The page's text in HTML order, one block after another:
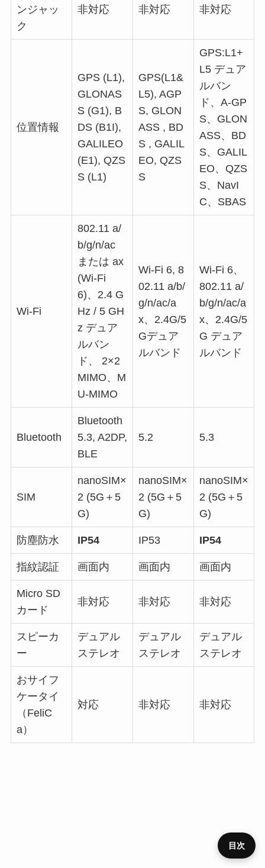
ンジャッ
ク
非対応 非対応 非対応
位置情報
GPS (L1),
GLONAS
S (G1), B
DS (B1I),
GALILEO
(E1), QZS
S (L1)
GPS(L1&
L5), AGP
S, GLON
ASS , BD
S , GALIL
EO, QZS
S
GPS:L1+
L5 デュア
ルバン
ド、A-GP
S、GLON
ASS、BD
S、GALIL
EO、QZS
S、NavI
C、SBAS
Wi-Fi
802.11 a/
b/g/n/ac
または ax
(Wi-Fi
6)、2.4 G
Hz / 5 GH
z デュア
ルバン
ド、 2×2
MIMO、M
U-MIMO
Wi-Fi 6, 8
02.11 a/b/
g/n/ac/a
x、2.4G/5
Gデュア
ルバンド
Wi-Fi 6、
802.11 a/
b/g/n/ac/a
x、2.4G/5
G デュア
ルバンド
Bluetooth
Bluetooth
5.3, A2DP,
BLE
5.2 5.3
SIM
nanoSIM×
2 (5G＋5
G)
nanoSIM×
2 (5G＋5
G)
nanoSIM×
2 (5G＋5
G)
防塵防水 IP54 IP53 IP54
指紋認証 画面内 画面内 画面内
Micro SD
カード
非対応 非対応 非対応
スピーカ
ー
デュアル
ステレオ
デュアル
ステレオ
デュアル
ステレオ
おサイフ
ケータイ
（FeliC
a）
対応 非対応 非対応
目次